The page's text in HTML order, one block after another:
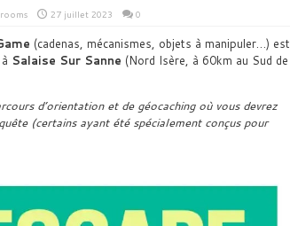
27 juillet 2023 0
(cadenas, mécanismes, objets à manipuler…) est
Salaise Sur Sanne (Nord Isère, à 60km au Sud de
d’orientation et de géocaching où vous devrez
(certains ayant été spécialement conçus pour